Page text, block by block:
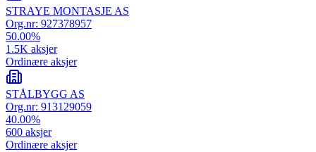
STRAYE MONTASJE AS
Org.nr: 927378957
50.00%
1.5K aksjer
Ordinære aksjer
STÅLBYGG AS
Org.nr: 913129059
40.00%
600 aksjer
Ordinære aksjer